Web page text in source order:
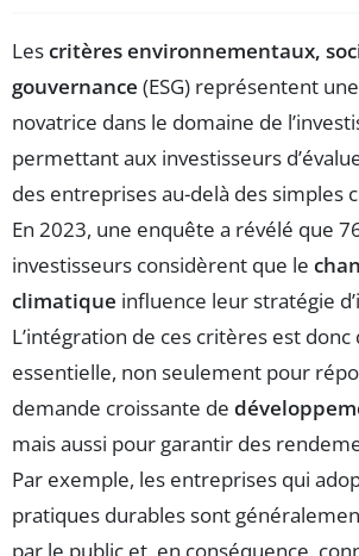
Lescritères environnementaux,
gouvernance (ESG) représentent
novatrice dans le domaine de
permettant aux investisseurs
des entreprises au-delà des simples
En 2023, une enquête a révélé que
investisseurs considèrent que le
climatique influence leur stratégie
L’intégration de ces critères est donc
essentielle, non seulement pour
demande croissante de
mais aussi pour garantir des
Par exemple, les entreprises qui
pratiques durables sont